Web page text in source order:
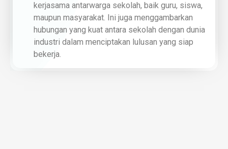
kerjasama antarwarga sekolah, baik guru, siswa,
maupun masyarakat. Ini juga menggambarkan
hubungan yang kuat antara sekolah dengan dunia
industri dalam menciptakan lulusan yang siap
bekerja.